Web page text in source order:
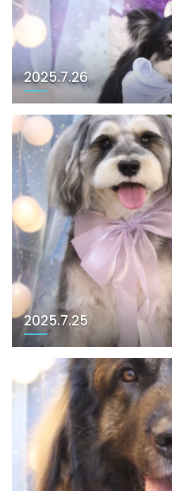
2025.7.26
2025.7.25